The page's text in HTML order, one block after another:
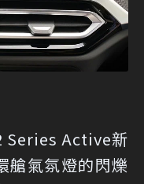
Series Active新
艙氣氛燈的閃爍